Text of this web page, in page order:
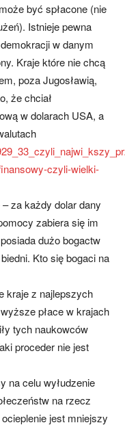
być spłacone (nie
Istnieje pewna
w danym
Kraje które nie chcą
poza Jugosławią,
że chciał
w dolarach USA, a
czyli-wielki-
za każdy dolar dany
zabiera się im
dużo bogactw
Kto się bogaci na
kraje z najlepszych
płace w krajach
tych naukowców
proceder nie jest
na celu wyłudzenie
na rzecz
jest mniejszy